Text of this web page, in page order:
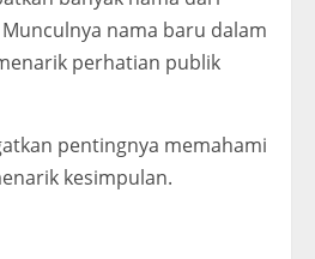
nama baru dalam
perhatian publik
pentingnya memahami
kesimpulan.